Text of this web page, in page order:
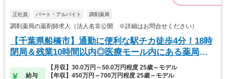
正社員 パート・アルバイト 調剤薬局
調剤薬局の薬剤師求人（法人名非公開 ※詳細はお問合せください）
【千葉県船橋市】通勤に便利な駅チカ徒歩4分！18時
閉局＆残業10時間以内◎医療モール内にある薬局で
給与
【月収】30.0万円～50.0万円程度 25歳～モデル
【年収】450万円～700万円程度 25歳～モデル